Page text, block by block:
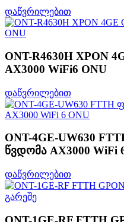
დაწვრილებით
ONT-R4630H XPON
AX3000 WiFi6 ONU
დაწვრილებით
ONT-4GE-UW630
წვდომა AX3000 WiFi
დაწვრილებით